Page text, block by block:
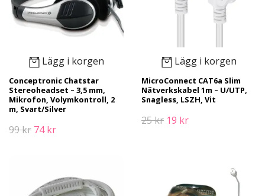
Lägg i korgen
Conceptronic Chatstar
Stereoheadset – 3,5 mm,
Mikrofon, Volymkontroll, 2
m, Svart/Silver
99 kr 74 kr
Lägg i korgen
MicroConnect CAT6a Slim
Nätverkskabel 1m – U/UTP,
Snagless, LSZH, Vit
25 kr 19 kr